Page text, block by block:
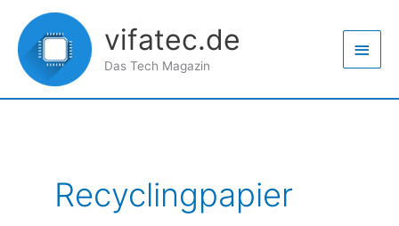
Inhalt
springen
vifatec.de
Das Tech Magazin
Recyclingpapier